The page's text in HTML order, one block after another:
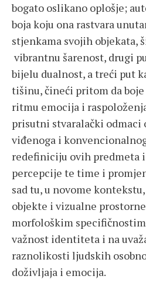
bogato oslikano oplošje;
boja koju ona rastvara
stjenkama svojih objekata,
vibrantnu šarenost, drugi
bijelu dualnost, a treći put
tišinu, čineći pritom da
ritmu emocija i
prisutni stvaralački odmaci
viđenoga i
redefiniciju ovih predmeta
percepcije te time i
sad tu, u novome
objekte i vizualne
morfološkim
važnost identiteta i na
raznolikosti ljudskih
doživljaja i emocija.